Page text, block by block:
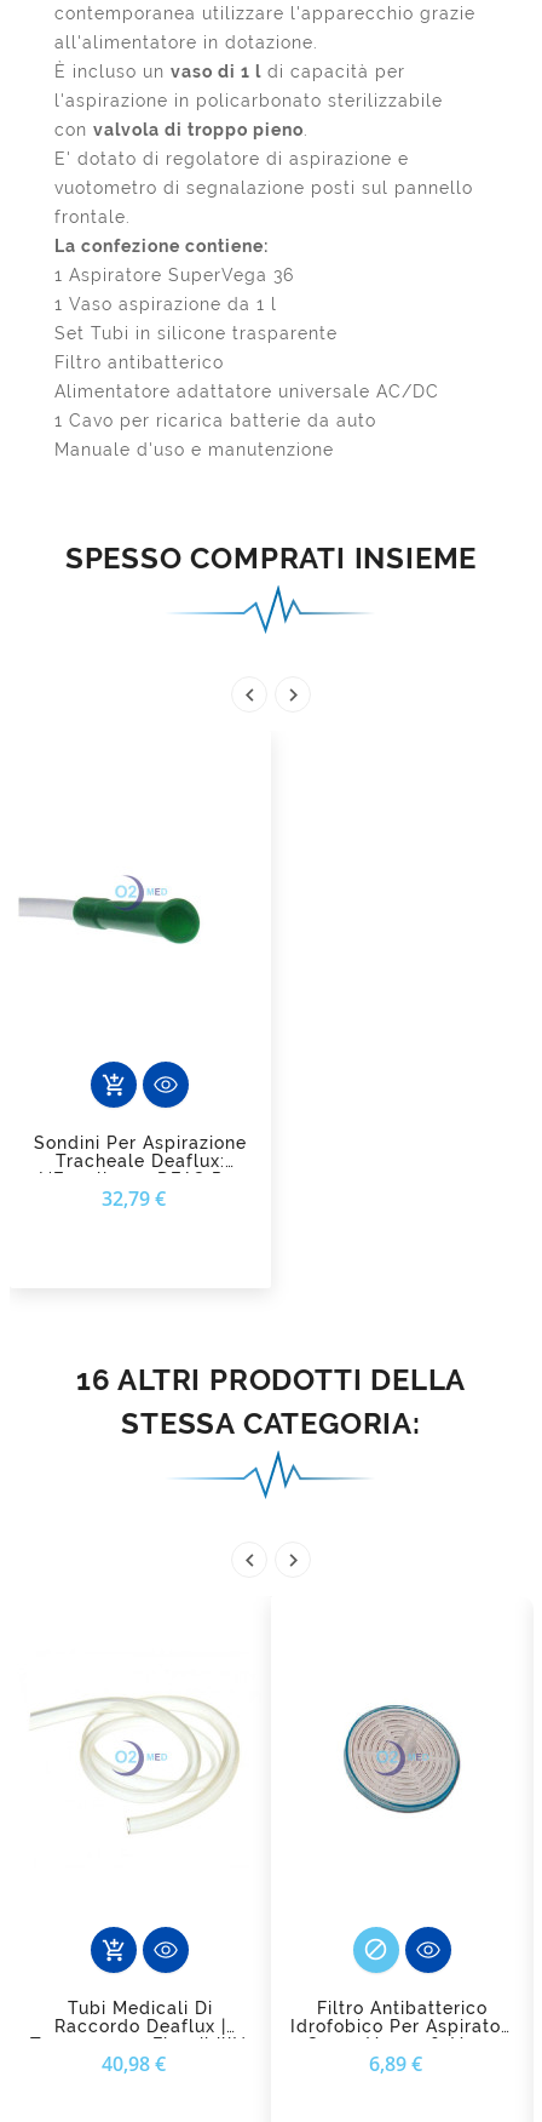
contemporanea utilizzare l'apparecchio grazie
all'alimentatore in dotazione.
È incluso un vaso di 1 l di capacità per
l'aspirazione in policarbonato sterilizzabile
con valvola di troppo pieno
E' dotato di regolatore di aspirazione e
vuotometro di segnalazione posti sul pannello
frontale.
La confezione contiene:
1 Aspiratore SuperVega 36
1 Vaso aspirazione da 1 l
Set Tubi in silicone trasparente
Filtro antibatterico
Alimentatore adattatore universale AC/DC
1 Cavo per ricarica batterie da auto
Manuale d'uso e manutenzione
SPESSO COMPRATI INSIEME
 
add_shopping_cart
Sondini Per Aspirazione
Tracheale Deaflux:
L'Eccellenza DEAS Per
Le Vie Aeree
32,79 €
16 ALTRI PRODOTTI DELLA
STESSA CATEGORIA:
 
add_shopping_cart
Tubi Medicali Di
Raccordo Deaflux |
Trasparenza, Flessibilità
E Sicurezza Per
Aspirazione Deas
40,98 €

Filtro Antibatterico
Idrofobico Per Aspiratori
Super Vega 36, Vega
Uno, Tobi E Super Vega
6,89 €